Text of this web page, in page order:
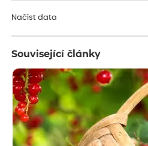
Načíst data
Související články